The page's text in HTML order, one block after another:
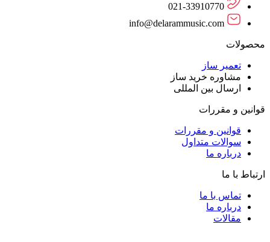
021-33910770
info@delarammusic.com
محصولات
تعمیر ساز
مشاوره خرید ساز
ارسال بین المللی
قوانین و مقررات
قوانین و مقررات
سوالات متداول
درباره ما
ارتباط با ما
تماس با ما
درباره ما
مقالات